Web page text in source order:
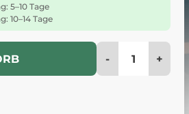
5–10 Tage
10–14 Tage
- +